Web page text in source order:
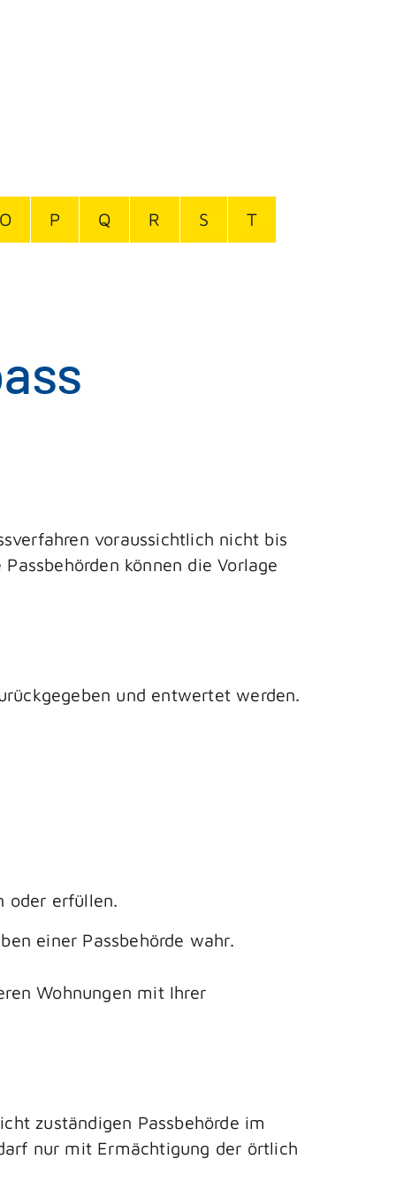
O P Q R S T
voraussichtlich nicht bis
Passbehörden können die Vorlage
und entwertet werden.
oder erfüllen.
einer Passbehörde wahr.
Wohnungen mit Ihrer
zuständigen Passbehörde im
nur mit Ermächtigung der örtlich